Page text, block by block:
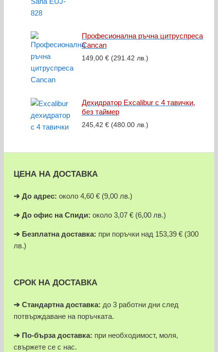
Професионална ръчна цитруспреса
Cancan
149,00 € (291.42 лв.)
Дехидратор Excalibur с 4 тавички,
без таймер
245,42 € (480.00 лв.)
ЦЕНА НА ДОСТАВКА
➔ До адрес: около 4,60 € (9,00 лв.)
➔ До офис на Спиди: около 3,07 € (6,00 лв.)
➔ Безплатна доставка: при поръчки над 153,39 € (300
лв.)
СРОК НА ДОСТАВКА
➔ Стандартна доставка: до 3 работни дни след
потвърждаване на поръчката.
➔ По-бърза доставка: при необходимост, моля,
свържете се с нас.